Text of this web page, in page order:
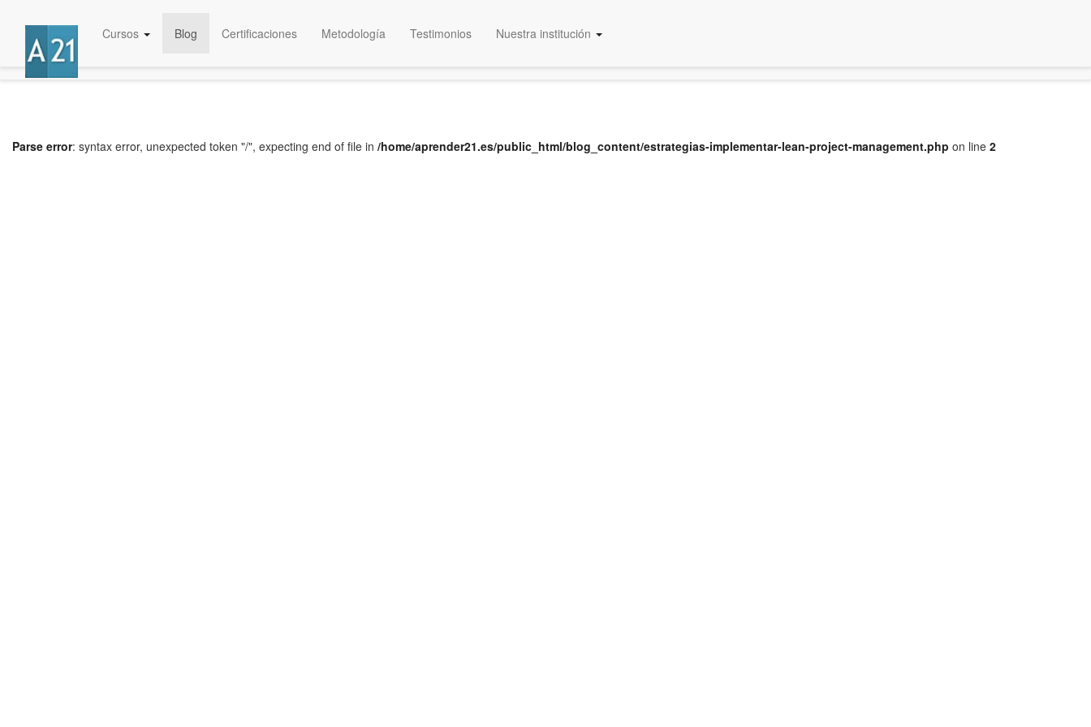
Educación Certificada
Cursos Blog Certificaciones Metodología Testimonios Nuestra institución
Parse error: syntax error, unexpected token "/", expecting end of file in /home/aprender21.es/public_html/blog_content/estrategias-implementar-lean-project-management.php on line 2